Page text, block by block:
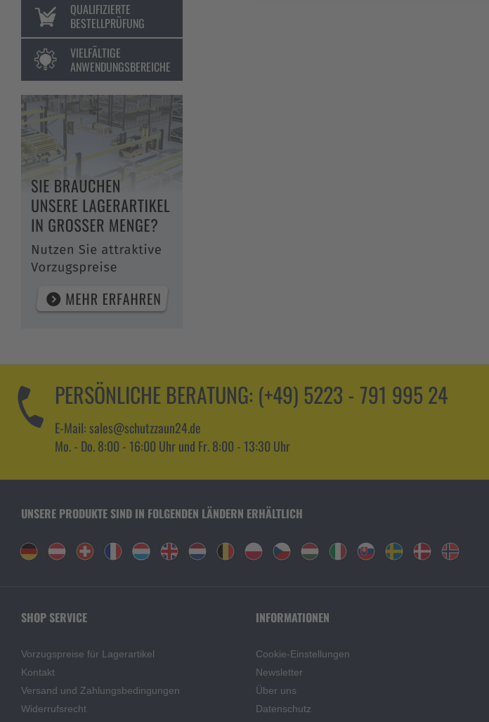
QUALIFIZIERTE
BESTELLPRÜFUNG
VIELFÄLTIGE
ANWENDUNGSBEREICHE
PERSÖNLICHE BERATUNG: (+49) 5223 - 791 995 24
E-Mail: sales@schutzzaun24.de
Mo. - Do. 8:00 - 16:00 Uhr und Fr. 8:00 - 13:30 Uhr
UNSERE PRODUKTE SIND IN FOLGENDEN LÄNDERN ERHÄLTLICH
SHOP SERVICE
Vorzugspreise für Lagerartikel
Kontakt
Versand und Zahlungsbedingungen
Widerrufsrecht
INFORMATIONEN
Cookie-Einstellungen
Newsletter
Über uns
Datenschutz